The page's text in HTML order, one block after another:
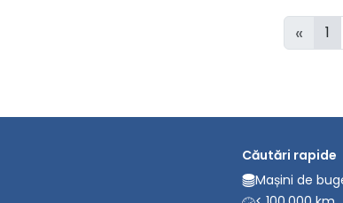
« 1
Căutări rapide
Mașini de